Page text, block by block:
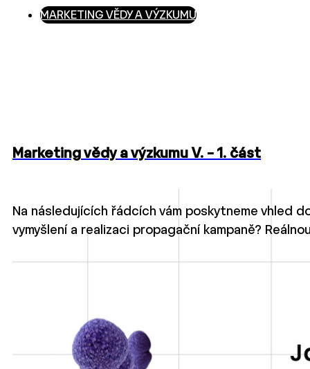
MARKETING VĚDY A VÝZKUMU
Marketing vědy a výzkumu V. – 1. část
Na následujících řádcích vám poskytneme vhled
vymyšlení a realizaci propagační kampaně?